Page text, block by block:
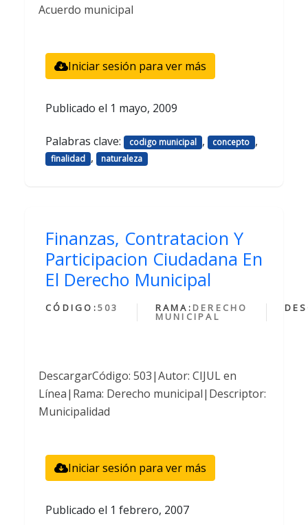
Acuerdo municipal
Iniciar sesión para ver más
Publicado el 1 mayo, 2009
Palabras clave: codigo municipal , concepto ,
finalidad , naturaleza
Finanzas, Contratacion Y
Participacion Ciudadana En
El Derecho Municipal
CÓDIGO:503 RAMA: DERECHO
MUNICIPAL
DescargarCódigo: 503|Autor: CIJUL en
Línea|Rama: Derecho municipal|Descriptor:
Municipalidad
Iniciar sesión para ver más
Publicado el 1 febrero, 2007